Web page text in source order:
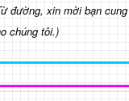
đường, xin mời bạn
chúng tôi.)